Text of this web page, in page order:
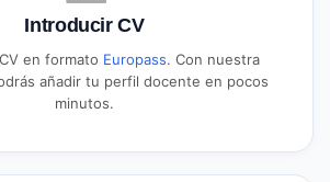
Introducir CV
en formato Europass. Con nuestra
añadir tu perfil docente en pocos
minutos.